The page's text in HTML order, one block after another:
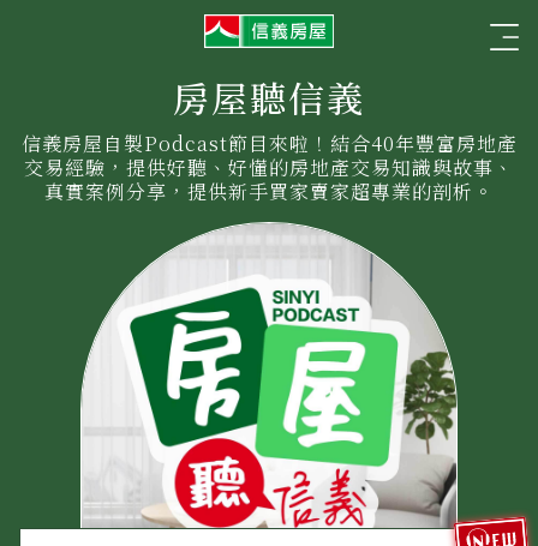
屋
房屋聽信義
信義房屋自製Podcast節目來啦！結合40年豐富房地產
交易經驗，提供好聽、好懂的房地產交易知識與故事、
真實案例分享，提供新手買家賣家超專業的剖析。